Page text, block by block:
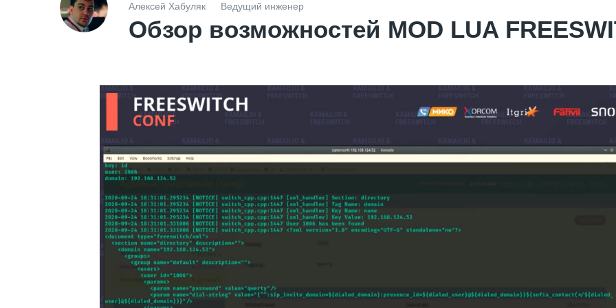
Алексей Хабуляк Ведущий инженер
Обзор возможностей MOD LUA